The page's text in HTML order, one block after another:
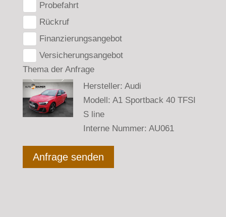
Probefahrt
Rückruf
Finanzierungsangebot
Versicherungsangebot
Thema der Anfrage
Hersteller: Audi
Modell: A1 Sportback 40 TFSI
S line
Interne Nummer: AU061
Anfrage senden